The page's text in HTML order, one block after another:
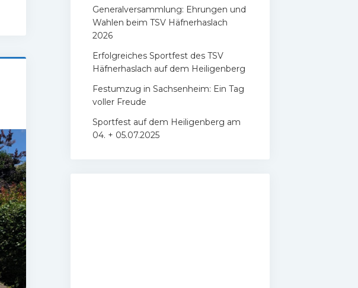
Generalversammlung: Ehrungen und
Wahlen beim TSV Häfnerhaslach
2026
Erfolgreiches Sportfest des TSV
Häfnerhaslach auf dem Heiligenberg
Festumzug in Sachsenheim: Ein Tag
voller Freude
Sportfest auf dem Heiligenberg am
04. + 05.07.2025